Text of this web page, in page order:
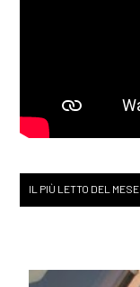
IL PIÙ LETTO DEL MESE